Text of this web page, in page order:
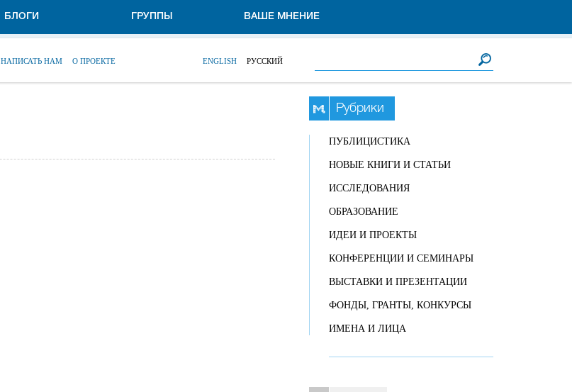
БЛОГИ ГРУППЫ ВАШЕ МНЕНИЕ
НАПИСАТЬ НАМ О ПРОЕКТЕ ENGLISH РУССКИЙ
Рубрики
ПУБЛИЦИСТИКА
НОВЫЕ КНИГИ И СТАТЬИ
ИССЛЕДОВАНИЯ
ОБРАЗОВАНИЕ
ИДЕИ И ПРОЕКТЫ
КОНФЕРЕНЦИИ И СЕМИНАРЫ
ВЫСТАВКИ И ПРЕЗЕНТАЦИИ
ФОНДЫ, ГРАНТЫ, КОНКУРСЫ
ИМЕНА И ЛИЦА